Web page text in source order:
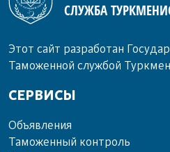
СЛУЖБА
Этот сайт разработан
Таможенной службой
СЕРВИСЫ
Объ­яв­ле­ния
Та­мо­жен­ный кон­троль